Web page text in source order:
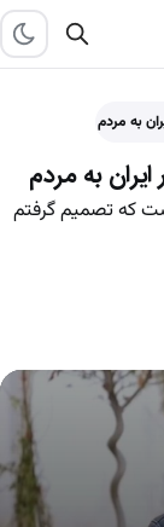
به مردم
به مردم
که تصمیم گرفتم